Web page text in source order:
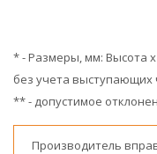
* - Размеры, мм: Высота
без учета выступающих
** - допустимое
Производитель